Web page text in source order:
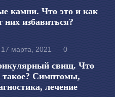
камни. Что это и как
них избавиться?
17 марта, 2021 0
свищ. Что
такое? Симптомы,
лечение